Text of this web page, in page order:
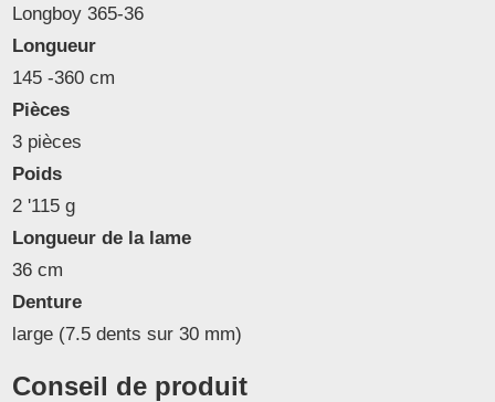
Longboy 365-36
Longueur
145 -360 cm
Pièces
3 pièces
Poids
2 '115 g
Longueur de la lame
36 cm
Denture
large (7.5 dents sur 30 mm)
Conseil de produit